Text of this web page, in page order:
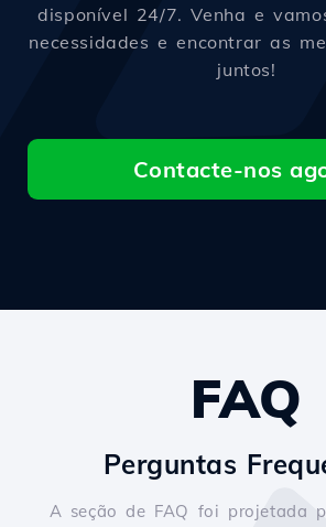
disponível 24/7. Venha e
necessidades e encontrar as
juntos!
Contacte-nos
FAQ
Perguntas
A seção de FAQ foi projetada